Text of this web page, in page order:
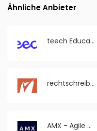
Ähnliche Anbieter
teech Education GmbH
rechtschreibpruefung24.de
AMX - Agile Management Experts